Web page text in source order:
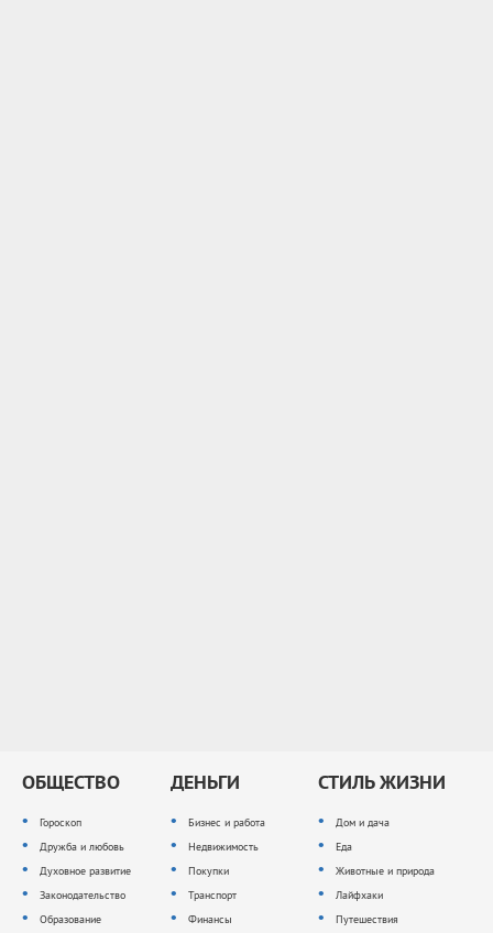
ОБЩЕСТВО
Гороскоп
Дружба и любовь
Духовное развитие
Законодательство
Образование
ДЕНЬГИ
Бизнес и работа
Недвижимость
Покупки
Транспорт
Финансы
СТИЛЬ ЖИЗНИ
Дом и дача
Еда
Животные и природа
Лайфхаки
Путешествия